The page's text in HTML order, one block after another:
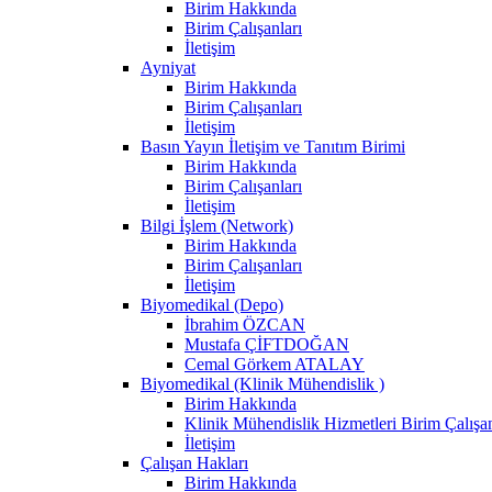
Birim Hakkında
Birim Çalışanları
İletişim
Ayniyat
Birim Hakkında
Birim Çalışanları
İletişim
Basın Yayın İletişim ve Tanıtım Birimi
Birim Hakkında
Birim Çalışanları
İletişim
Bilgi İşlem (Network)
Birim Hakkında
Birim Çalışanları
İletişim
Biyomedikal (Depo)
İbrahim ÖZCAN
Mustafa ÇİFTDOĞAN
Cemal Görkem ATALAY
Biyomedikal (Klinik Mühendislik )
Birim Hakkında
Klinik Mühendislik Hizmetleri Birim
İletişim
Çalışan Hakları
Birim Hakkında